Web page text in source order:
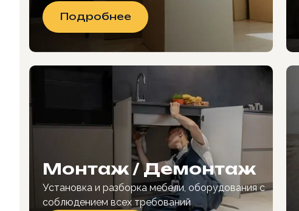
Подробнее
Монтаж / Демонтаж
Установка и разборка мебели, оборудования с
соблюдением всех требований